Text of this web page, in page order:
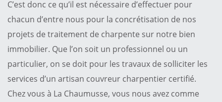
C’est donc ce qu’il est nécessaire d’effectuer pour
chacun d’entre nous pour la concrétisation de nos
projets de traitement de charpente sur notre bien
immobilier. Que l’on soit un professionnel ou un
particulier, on se doit pour les travaux de solliciter les
services d’un artisan couvreur charpentier certifié.
Chez vous à La Chaumusse, vous nous avez comme